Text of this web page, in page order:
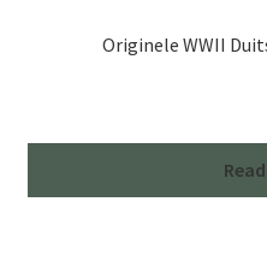
Originele WWII